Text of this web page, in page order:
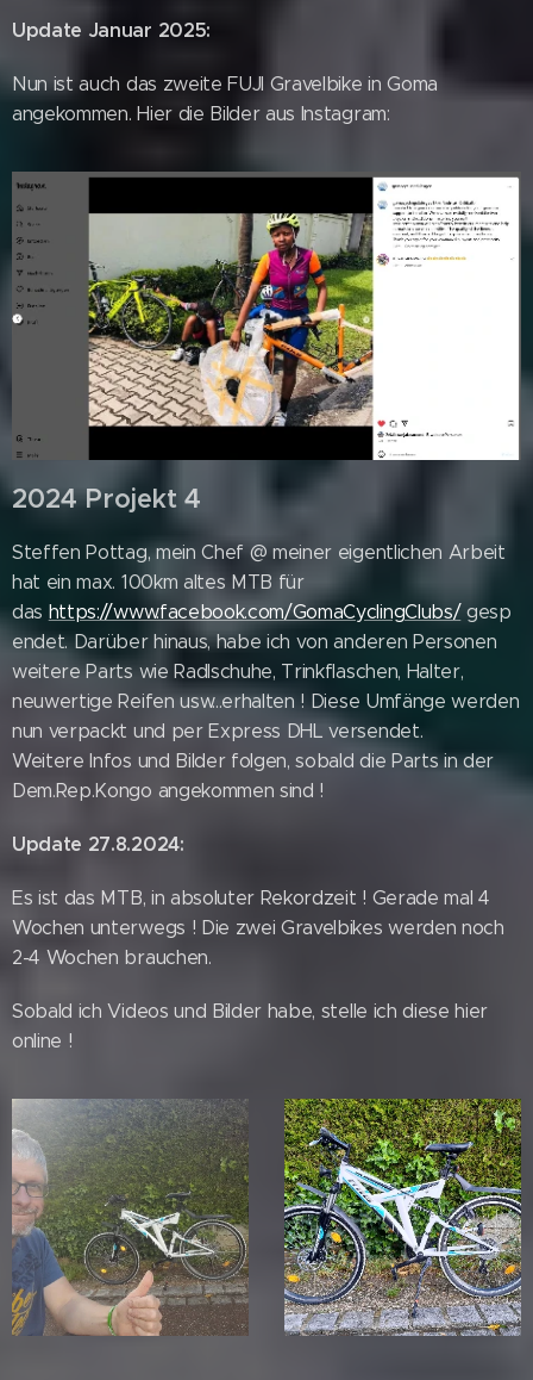
Update Januar 2025:
Nun ist auch das zweite FUJI Gravelbike in Goma
angekommen. Hier die Bilder aus Instagram:
2024 Projekt 4
Steffen Pottag, mein Chef @ meiner eigentlichen Arbeit
hat ein max. 100km altes MTB für
das https://www.facebook.com/GomaCyclingClubs/gesp
endet. Darüber hinaus, habe ich von anderen Personen
weitere Parts wie Radlschuhe, Trinkflaschen, Halter,
neuwertige Reifen usw...erhalten ! Diese Umfänge werden
nun verpackt und per Express DHL versendet.
Weitere Infos und Bilder folgen, sobald die Parts in der
Dem.Rep.Kongo angekommen sind !
Update 27.8.2024:
Es ist das MTB, in absoluter Rekordzeit ! Gerade mal 4
Wochen unterwegs ! Die zwei Gravelbikes werden noch
2-4 Wochen brauchen.
Sobald ich Videos und Bilder habe, stelle ich diese hier
online !